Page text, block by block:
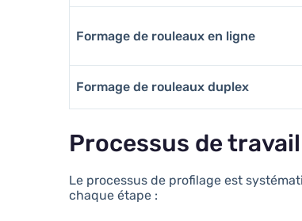
Formage de rouleaux en ligne
Formage de rouleaux duplex
Processus de
Le processus de profilage est
chaque étape :